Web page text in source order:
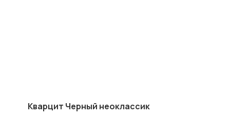
Кварцит Черный неоклассик